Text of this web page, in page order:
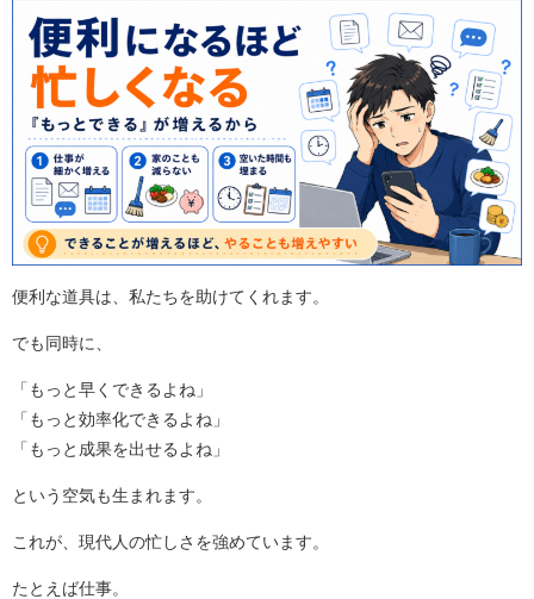
便利な道具は、私たちを助けてくれます。
でも同時に、
「もっと早くできるよね」
「もっと効率化できるよね」
「もっと成果を出せるよね」
という空気も生まれます。
これが、現代人の忙しさを強めています。
たとえば仕事。